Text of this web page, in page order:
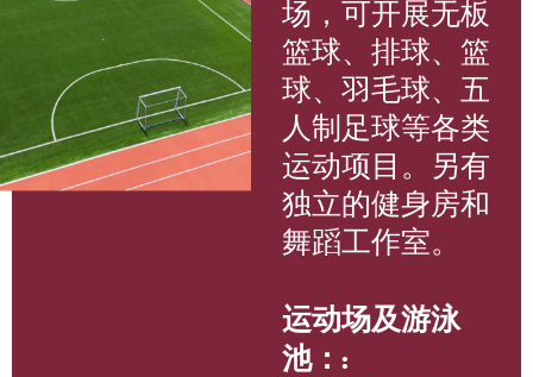
场，可开展无板
篮球、排球、篮
球、羽毛球、五
人制足球等各类
运动项目。另有
独立的健身房和
舞蹈工作室。
运动场及游泳
池：: